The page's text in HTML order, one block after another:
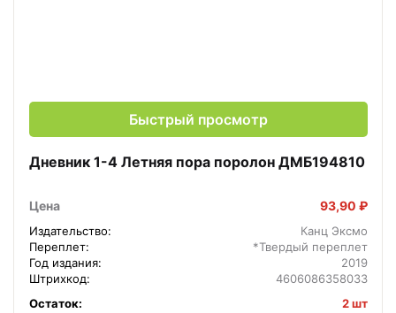
Быстрый просмотр
Дневник 1-4 Летняя пора поролон ДМБ194810
Цена 93,90 ₽
Издательство:
Канц Эксмо
Переплет:
*Твердый переплет
Год издания:
2019
Штрихкод:
4606086358033
Остаток:
2 шт